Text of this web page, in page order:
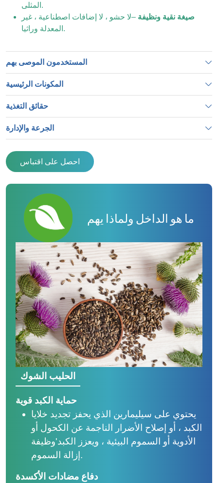
المثلى.
صيغة نقية ونظيفة –لا حشو ، لا إضافات اصطناعية ، غير
المعدلة وراثيا.
المستخدمون الموصى بهم
المكونات الرئيسية
حقائق التغذية
الجرعة والإدارة
احصل على اقتباس
ما هو الداخل ولماذا يهم
الحليب الشوك
حماية الكبد قوية
يحتوي على سيليمارين الذي يحفز تجديد خلايا
الكبد ، أو إصلاح الأضرار الناجمة عن الكحول أو
الأدوية أو السموم البيئية ، ويعزز الكبد'وظيفة
إزالة السموم.
دفاع مضادات الأكسدة